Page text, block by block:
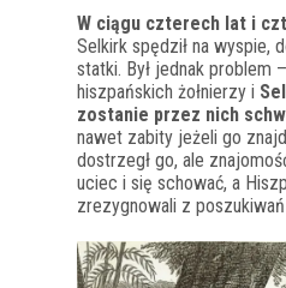
W ciągu czterech lat i
Selkirk spędził na wyspie,
statki. Był jednak problem
hiszpańskich żołnierzy i
zostanie przez nich
nawet zabity jeżeli go
dostrzegł go, ale
uciec i się schować, a
zrezygnowali z poszukiwań